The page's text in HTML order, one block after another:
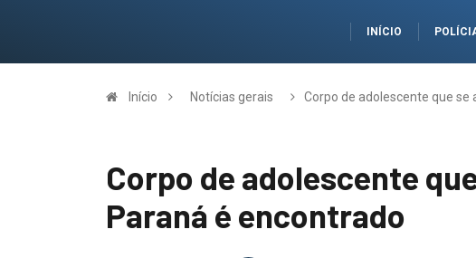
INÍCIO
Início Notícias gerais Corpo de adolescente que
Corpo de adolescente
Paraná é encontrado